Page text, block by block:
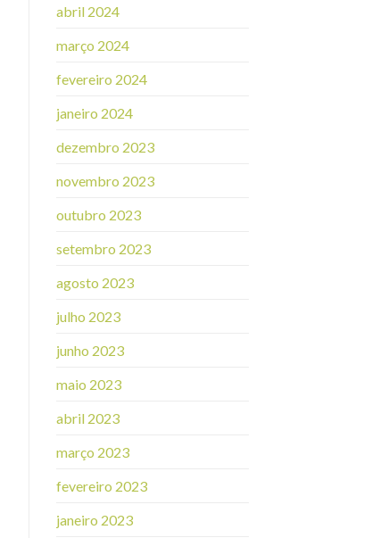
abril 2024
março 2024
fevereiro 2024
janeiro 2024
dezembro 2023
novembro 2023
outubro 2023
setembro 2023
agosto 2023
julho 2023
junho 2023
maio 2023
abril 2023
março 2023
fevereiro 2023
janeiro 2023